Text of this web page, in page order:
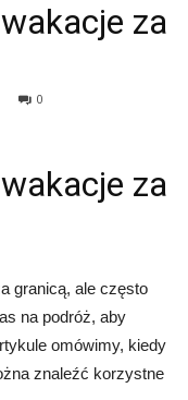
za
0
za
granicą, ale często
na podróż, aby
omówimy, kiedy
znaleźć korzystne